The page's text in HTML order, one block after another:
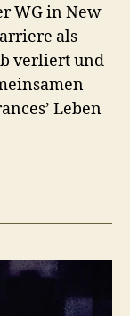
WG in New
als
verliert und
Leben